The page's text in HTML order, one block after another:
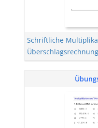
Schriftliche
Überschlagsrechnung